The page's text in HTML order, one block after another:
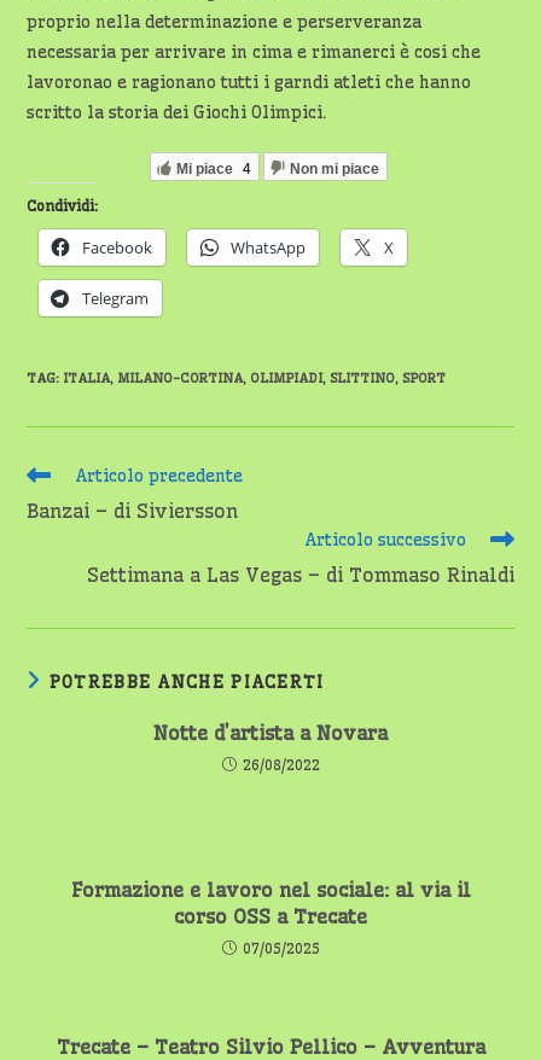
proprio nella determinazione e perserveranza
necessaria per arrivare in cima e rimanerci è cosi che
lavoronao e ragionano tutti i garndi atleti che hanno
scritto la storia dei Giochi Olimpici.
Mi piace 4 Non mi piace
Condividi:
Facebook WhatsApp X
Telegram
TAG: ITALIA, MILANO-CORTINA, OLIMPIADI, SLITTINO, SPORT
Leggi
articoli
Articolo precedente
Banzai – di Siviersson
Articolo successivo
Settimana a Las Vegas – di Tommaso Rinaldi
POTREBBE ANCHE PIACERTI
Notte d’artista a Novara
26/08/2022
Formazione e lavoro nel sociale: al via il
corso OSS a Trecate
07/05/2025
Trecate – Teatro Silvio Pellico – Avventura